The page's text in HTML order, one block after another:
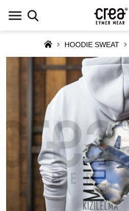
HOODIE SWEAT